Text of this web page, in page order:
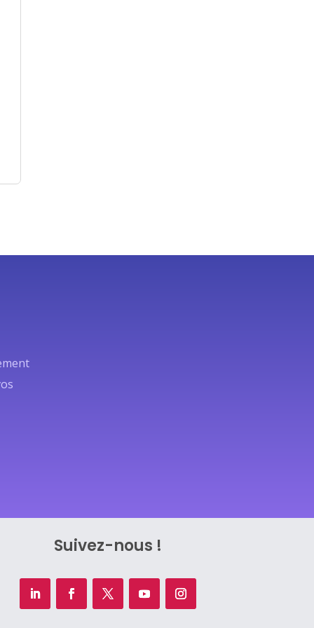
Suivez-nous !